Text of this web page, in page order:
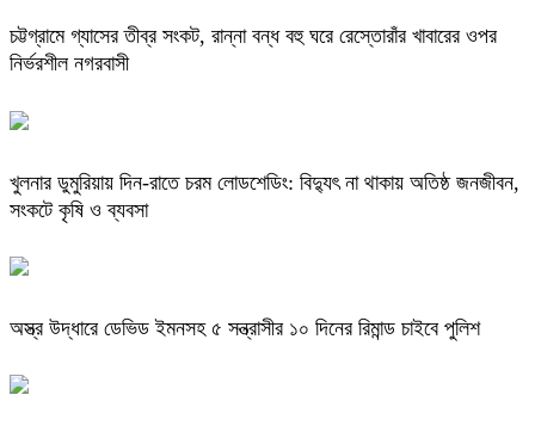
চট্টগ্রামে গ্যাসের তীব্র সংকট, রান্না বন্ধ বহু ঘরে রেস্তোরাঁর খাবারের ওপর
নির্ভরশীল নগরবাসী
খুলনার ডুমুরিয়ায় দিন-রাতে চরম লোডশেডিং: বিদ্যুৎ না থাকায় অতিষ্ঠ জনজীবন,
সংকটে কৃষি ও ব্যবসা
অস্ত্র উদ্ধারে ডেভিড ইমনসহ ৫ সন্ত্রাসীর ১০ দিনের রিমান্ড চাইবে পুলিশ